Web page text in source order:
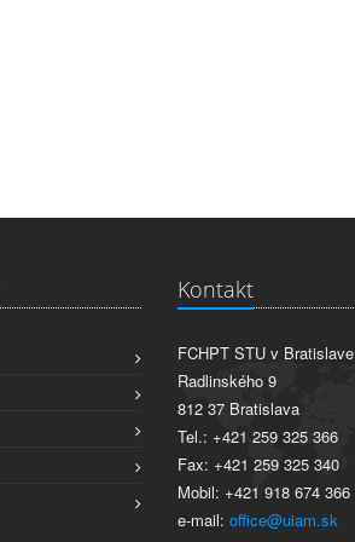
Kontakt
FCHPT STU v Bratislave
Radlinského 9
812 37 Bratislava
Tel.: +421 259 325 366
Fax: +421 259 325 340
Mobil: +421 918 674 366
e-mail: office@uiam.sk